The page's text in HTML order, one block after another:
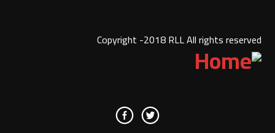
Copyright -2018 RLL All rights reserved